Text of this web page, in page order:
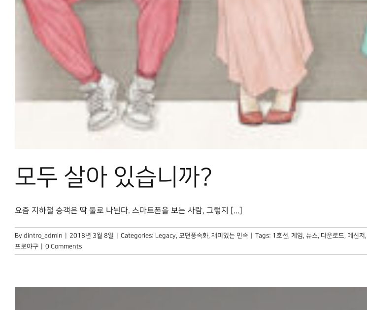
모두 살아 있습니까?
요즘 지하철 승객은 딱 둘로 나뉜다. 스마트폰을 보는 사람, 그렇지 [...]
By dintro_admin 2018년 3월 8일 Categories: Legacy, 모던풍속화, 재미있는 민속 Tags: 1호선, 게임, 뉴스, 다운로드, 메신저 ,
프로야구
0 Comments